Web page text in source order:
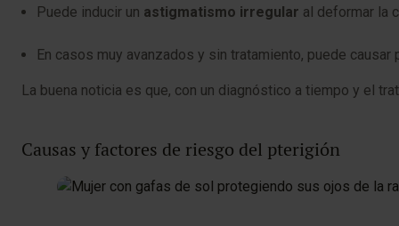
Puede inducir un astigmatismo irregular al deformar la
En casos muy avanzados y sin tratamiento, puede
La buena noticia es que, con un diagnóstico a tiempo y el
Causas y factores de riesgo del pterigión